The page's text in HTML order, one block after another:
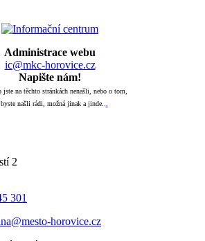
Administrace webu
ic@mkc-horovice.cz
Napište nám!
jste na těchto stránkách nenašli, nebo o tom,
našli rádi, možná jinak a jinde...
2
301
horovice.cz